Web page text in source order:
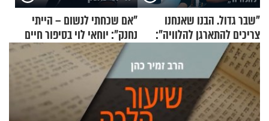
"שבר גדול. הבנו שאנחנו
צריכים להתארגן להלוויה":
זוגיות במבחן, הפעם עם מרים
וגד דנינו
"אם שכחתי לנשום – הייתי
נחנק": יוחאי לוי בסיפור חיים
מעורר השראה